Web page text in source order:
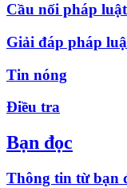
Cầu nối pháp luật
Giải đáp pháp
Tin nóng
Điều tra
Bạn đọc
Thông tin từ bạn